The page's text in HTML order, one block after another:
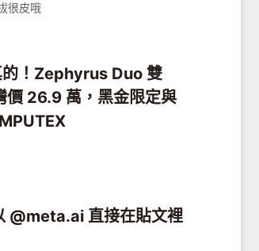
很皮哦
！Zephyrus Duo 雙
價 26.9 萬，黑金限定與
@meta.ai 直接在貼文裡